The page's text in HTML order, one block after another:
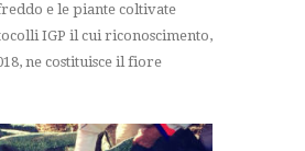
e le piante coltivate
IGP il cui riconoscimento,
ne costituisce il fiore